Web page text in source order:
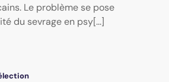
Le problème se pose
du sevrage en psy[...]